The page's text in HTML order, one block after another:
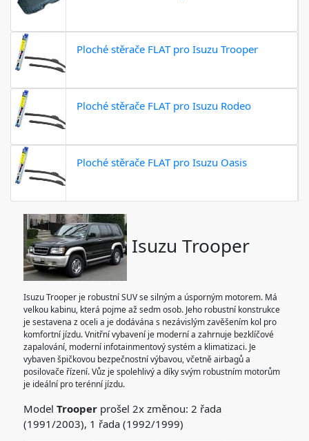
Ploché stěrače FLAT pro Isuzu Trooper
Ploché stěrače FLAT pro Isuzu Rodeo
Ploché stěrače FLAT pro Isuzu Oasis
Isuzu Trooper
Isuzu Trooper je robustní SUV se silným a úsporným motorem. Má
velkou kabinu, která pojme až sedm osob. Jeho robustní konstrukce
je sestavena z oceli a je dodávána s nezávislým zavěšením kol pro
komfortní jízdu. Vnitřní vybavení je moderní a zahrnuje bezklíčové
zapalování, moderní infotainmentový systém a klimatizaci. Je
vybaven špičkovou bezpečnostní výbavou, včetně airbagů a
posilovače řízení. Vůz je spolehlivý a díky svým robustním motorům
je ideální pro terénní jízdu.
Model Trooperprošel 2x změnou: 2 řada
(1991/2003), 1 řada (1992/1999)